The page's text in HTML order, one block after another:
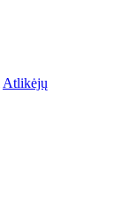
Atlikėjų